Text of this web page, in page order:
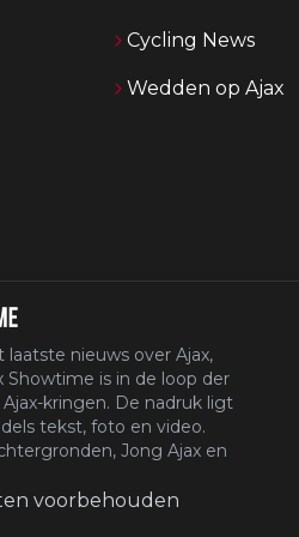
Cycling News
Wedden op Ajax
nieuws over Ajax,
Showtime is in de loop der
kringen. De nadruk ligt
tekst, foto en video.
Jong Ajax en
voorbehouden